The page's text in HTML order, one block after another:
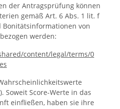
der Antragsprüfung können
gemäß Art. 6 Abs. 1 lit. f
Bonitätsinformationen von
werden:
/content/legal/terms/0
Soweit Score-Werte in das
einfließen, haben sie ihre